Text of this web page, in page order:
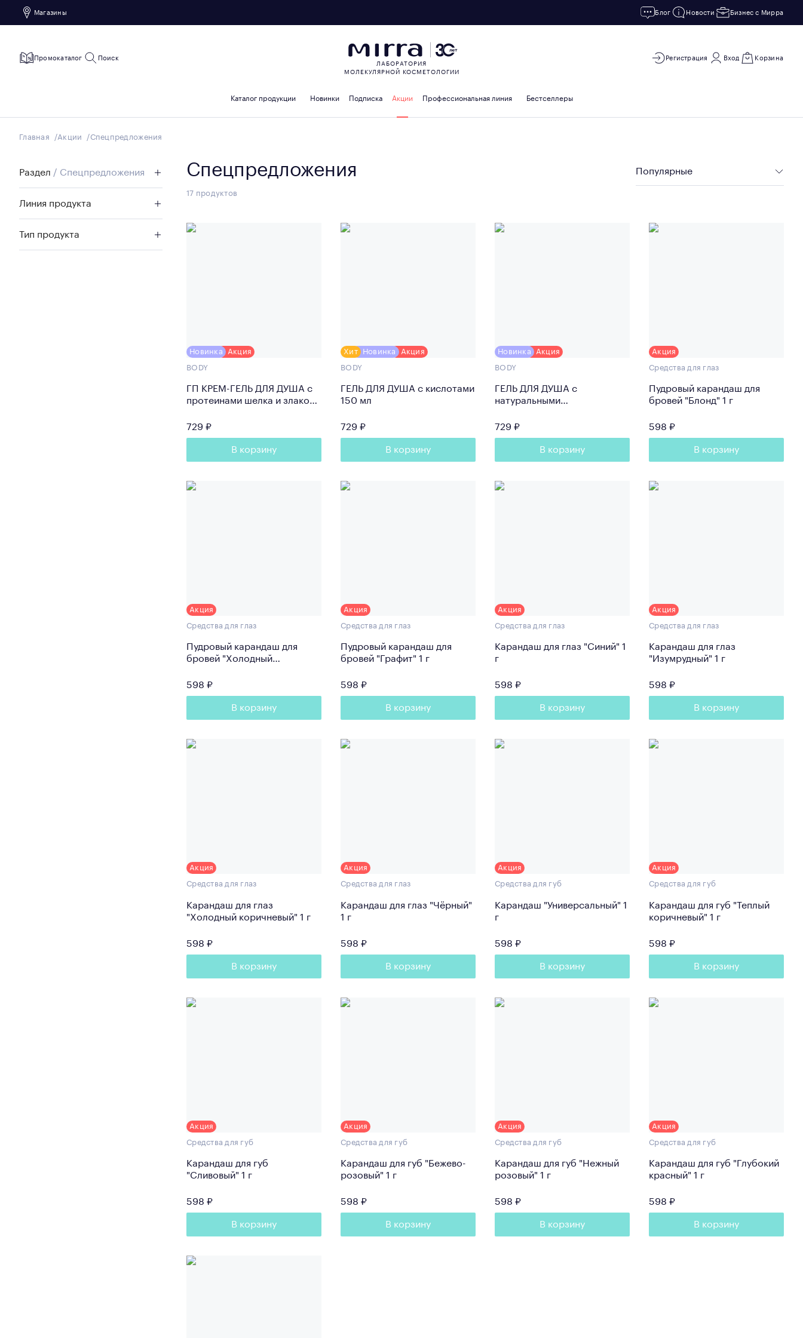
Магазины Блог Новости Бизнес с Мирра
Промокаталог Поиск
ЛАБОРАТОРИЯ
МОЛЕКУЛЯРНОЙ КОСМЕТОЛОГИИ
Регистрация Вход Корзина
Каталог продукции Новинки Подписка Акции Профессиональная линия Бестселлеры
Главная Акции Спецпредложения
Раздел / Спецпредложения
Линия продукта
Тип продукта
Спецпредложения
17 продуктов
Популярные
Новинка Акция
BODY
ГП КРЕМ-ГЕЛЬ ДЛЯ ДУША с
протеинами шелка и злаков
729 ₽
В корзину
Хит Новинка Акция
BODY
ГЕЛЬ ДЛЯ ДУША с кислотами
150 мл
729 ₽
В корзину
Новинка Акция
BODY
ГЕЛЬ ДЛЯ ДУША с
натуральными
150 мл
729 ₽
В корзину
Акция
Средства для глаз
Пудровый карандаш для
бровей "Блонд" 1 г
598 ₽
В корзину
Акция
Средства для глаз
Пудровый карандаш для
бровей "Холодный
598 ₽
В корзину
Акция
Средства для глаз
Пудровый карандаш для
бровей "Графит" 1 г
598 ₽
В корзину
Акция
Средства для глаз
Карандаш для глаз "Синий" 1
г
598 ₽
В корзину
Акция
Средства для глаз
Карандаш для глаз
"Изумрудный" 1 г
598 ₽
В корзину
Акция
Средства для глаз
Карандаш для глаз
"Холодный коричневый" 1 г
598 ₽
В корзину
Акция
Средства для глаз
Карандаш для глаз "Чёрный"
1 г
598 ₽
В корзину
Акция
Средства для губ
Карандаш "Универсальный" 1
г
598 ₽
В корзину
Акция
Средства для губ
Карандаш для губ "Теплый
коричневый" 1 г
598 ₽
В корзину
Акция
Средства для губ
Карандаш для губ
"Сливовый" 1 г
598 ₽
В корзину
Акция
Средства для губ
Карандаш для губ "Бежево-
розовый" 1 г
598 ₽
В корзину
Акция
Средства для губ
Карандаш для губ "Нежный
розовый" 1 г
598 ₽
В корзину
Акция
Средства для губ
Карандаш для губ "Глубокий
красный" 1 г
598 ₽
В корзину